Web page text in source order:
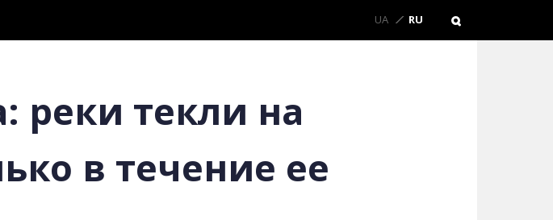
UA RU
реки текли на
в течение ее